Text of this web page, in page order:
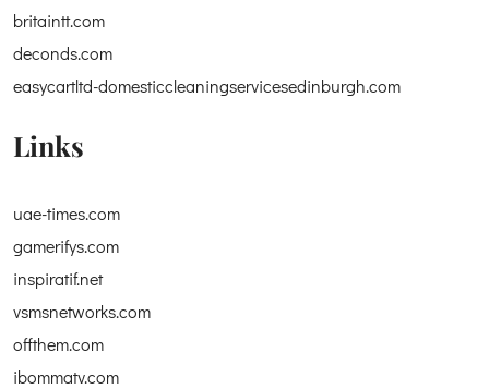
britaintt.com
deconds.com
easycartltd-domesticcleaningservicesedinburgh.com
Links
uae-times.com
gamerifys.com
inspiratif.net
vsmsnetworks.com
offthem.com
ibommatv.com